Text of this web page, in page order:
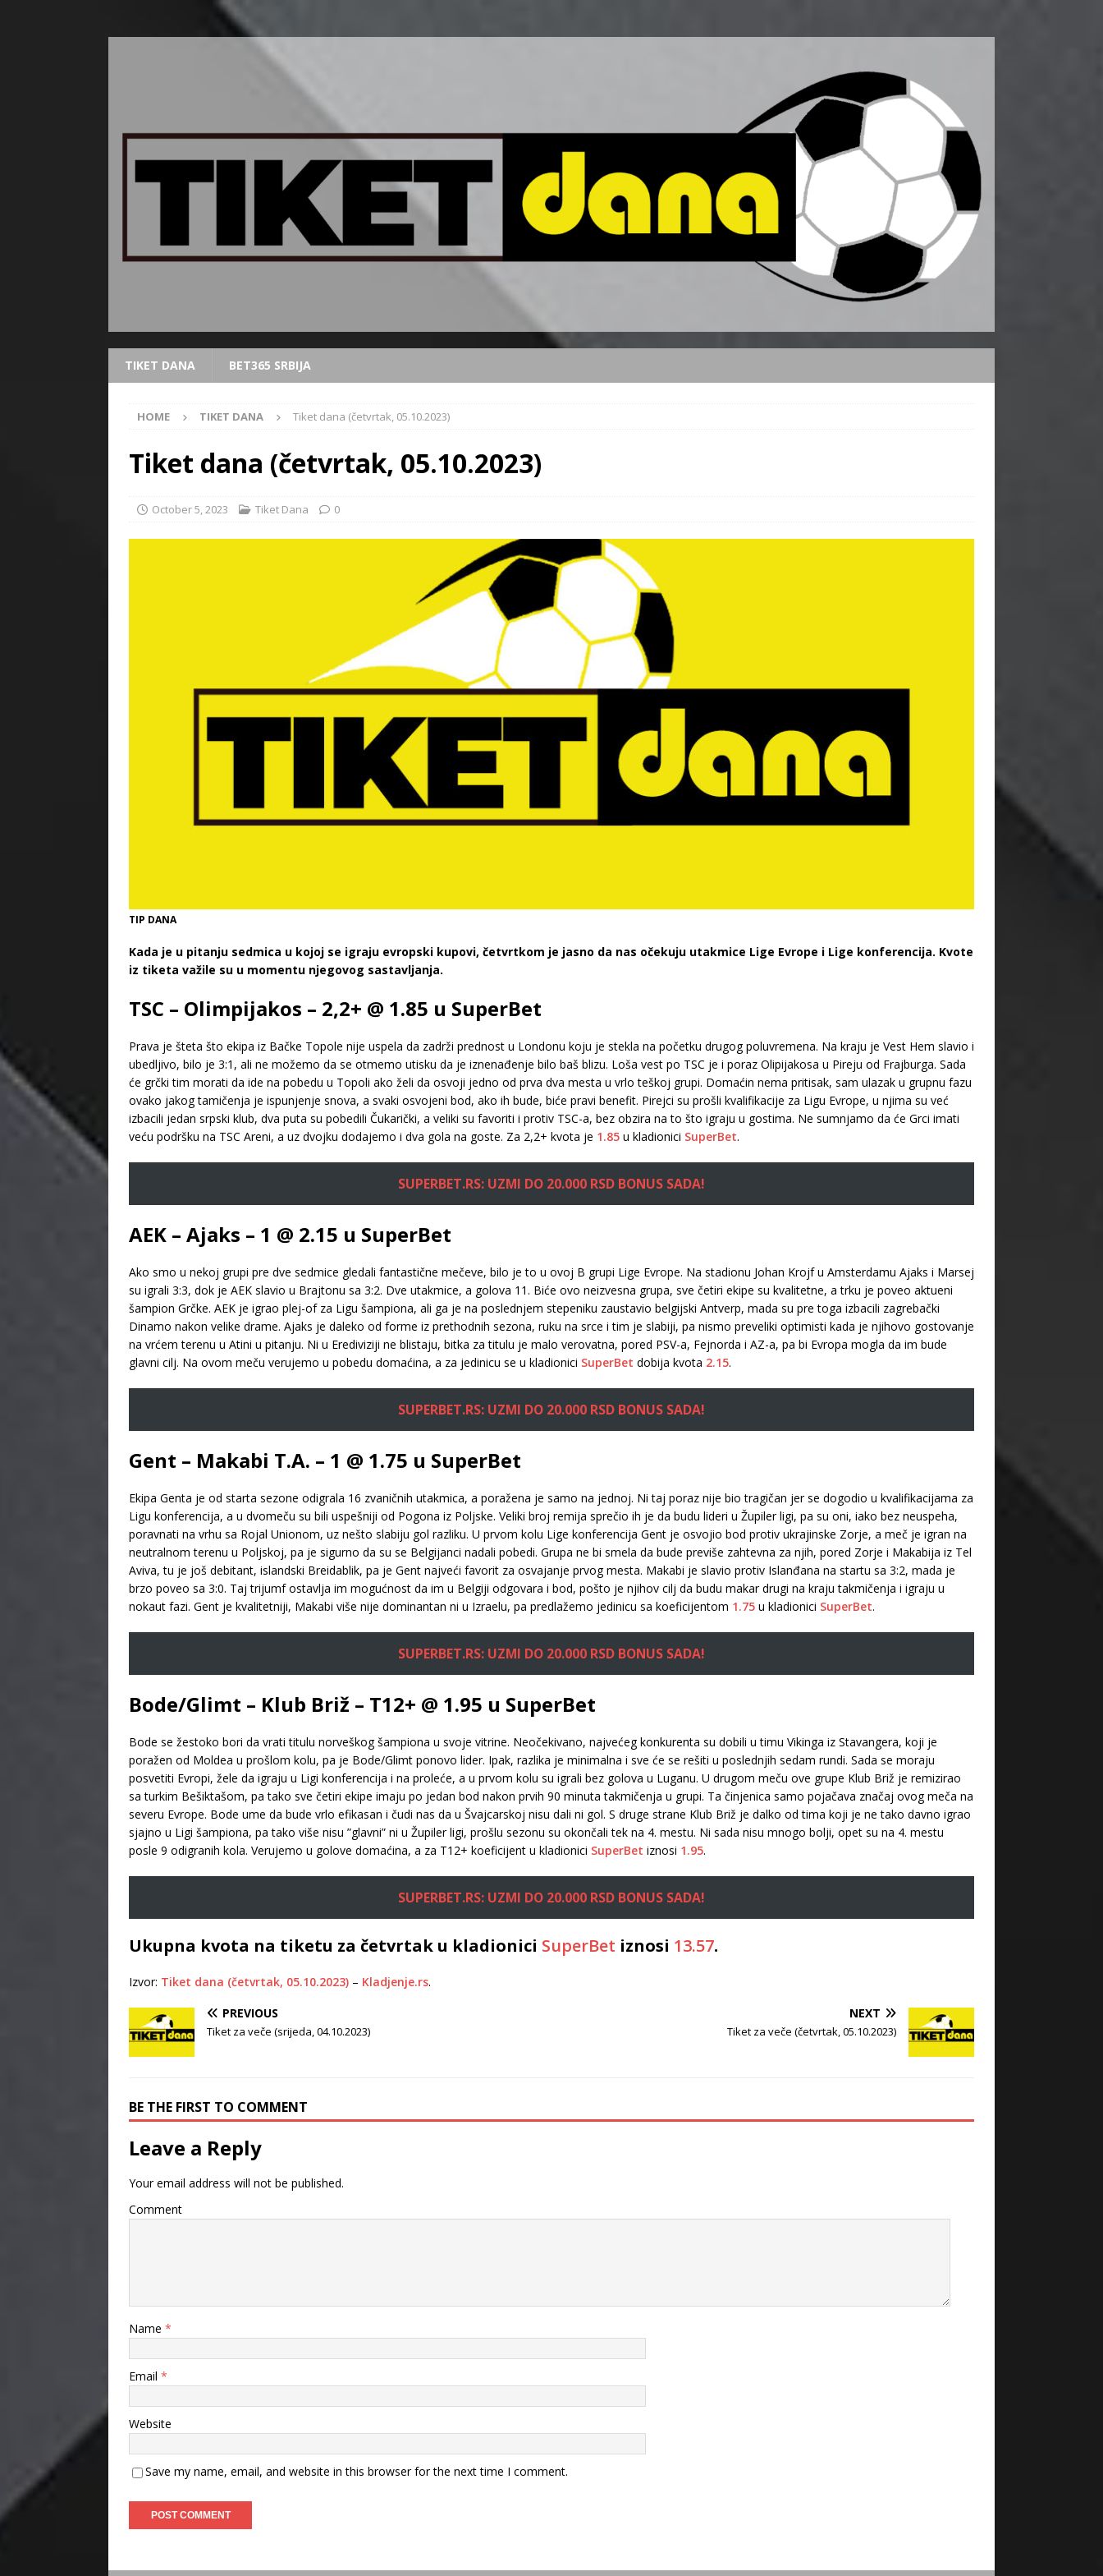
TIKET DANA BET365 SRBIJA
HOME TIKET DANA Tiket dana (četvrtak, 05.10.2023)
Tiket dana (četvrtak, 05.10.2023)
October 5, 2023 Tiket Dana 0
TIP DANA
Kada je u pitanju sedmica u kojoj se igraju evropski kupovi, četvrtkom je jasno da nas očekuju utakmice Lige Evrope i Lige konferencija. Kvote
iz tiketa važile su u momentu njegovog sastavljanja.
TSC – Olimpijakos – 2,2+ @ 1.85 u SuperBet
Prava je šteta što ekipa iz Bačke Topole nije uspela da zadrži prednost u Londonu koju je stekla na početku drugog poluvremena. Na kraju je Vest Hem slavio i
ubedljivo, bilo je 3:1, ali ne možemo da se otmemo utisku da je iznenađenje bilo baš blizu. Loša vest po TSC je i poraz Olipijakosa u Pireju od Frajburga. Sada
će grčki tim morati da ide na pobedu u Topoli ako želi da osvoji jedno od prva dva mesta u vrlo teškoj grupi. Domaćin nema pritisak, sam ulazak u grupnu fazu
ovako jakog tamičenja je ispunjenje snova, a svaki osvojeni bod, ako ih bude, biće pravi benefit. Pirejci su prošli kvalifikacije za Ligu Evrope, u njima su već
izbacili jedan srpski klub, dva puta su pobedili Čukarički, a veliki su favoriti i protiv TSC-a, bez obzira na to što igraju u gostima. Ne sumnjamo da će Grci imati
veću podršku na TSC Areni, a uz dvojku dodajemo i dva gola na goste. Za 2,2+ kvota je 1.85 u kladionici SuperBet.
SUPERBET.RS: UZMI DO 20.000 RSD BONUS SADA!
AEK – Ajaks – 1 @ 2.15 u SuperBet
Ako smo u nekoj grupi pre dve sedmice gledali fantastične mečeve, bilo je to u ovoj B grupi Lige Evrope. Na stadionu Johan Krojf u Amsterdamu Ajaks i Marsej
su igrali 3:3, dok je AEK slavio u Brajtonu sa 3:2. Dve utakmice, a golova 11. Biće ovo neizvesna grupa, sve četiri ekipe su kvalitetne, a trku je poveo aktueni
šampion Grčke. AEK je igrao plej-of za Ligu šampiona, ali ga je na poslednjem stepeniku zaustavio belgijski Antverp, mada su pre toga izbacili zagrebački
Dinamo nakon velike drame. Ajaks je daleko od forme iz prethodnih sezona, ruku na srce i tim je slabiji, pa nismo preveliki optimisti kada je njihovo gostovanje
na vrćem terenu u Atini u pitanju. Ni u Erediviziji ne blistaju, bitka za titulu je malo verovatna, pored PSV-a, Fejnorda i AZ-a, pa bi Evropa mogla da im bude
glavni cilj. Na ovom meču verujemo u pobedu domaćina, a za jedinicu se u kladionici SuperBet dobija kvota 2.15.
SUPERBET.RS: UZMI DO 20.000 RSD BONUS SADA!
Gent – Makabi T.A. – 1 @ 1.75 u SuperBet
Ekipa Genta je od starta sezone odigrala 16 zvaničnih utakmica, a poražena je samo na jednoj. Ni taj poraz nije bio tragičan jer se dogodio u kvalifikacijama za
Ligu konferencija, a u dvomeču su bili uspešniji od Pogona iz Poljske. Veliki broj remija sprečio ih je da budu lideri u Župiler ligi, pa su oni, iako bez neuspeha,
poravnati na vrhu sa Rojal Unionom, uz nešto slabiju gol razliku. U prvom kolu Lige konferencija Gent je osvojio bod protiv ukrajinske Zorje, a meč je igran na
neutralnom terenu u Poljskoj, pa je sigurno da su se Belgijanci nadali pobedi. Grupa ne bi smela da bude previše zahtevna za njih, pored Zorje i Makabija iz Tel
Aviva, tu je još debitant, islandski Breidablik, pa je Gent najveći favorit za osvajanje prvog mesta. Makabi je slavio protiv Islanđana na startu sa 3:2, mada je
brzo poveo sa 3:0. Taj trijumf ostavlja im mogućnost da im u Belgiji odgovara i bod, pošto je njihov cilj da budu makar drugi na kraju takmičenja i igraju u
nokaut fazi. Gent je kvalitetniji, Makabi više nije dominantan ni u Izraelu, pa predlažemo jedinicu sa koeficijentom 1.75 u kladionici SuperBet.
SUPERBET.RS: UZMI DO 20.000 RSD BONUS SADA!
Bode/Glimt – Klub Briž – T12+ @ 1.95 u SuperBet
Bode se žestoko bori da vrati titulu norveškog šampiona u svoje vitrine. Neočekivano, najvećeg konkurenta su dobili u timu Vikinga iz Stavangera, koji je
poražen od Moldea u prošlom kolu, pa je Bode/Glimt ponovo lider. Ipak, razlika je minimalna i sve će se rešiti u poslednjih sedam rundi. Sada se moraju
posvetiti Evropi, žele da igraju u Ligi konferencija i na proleće, a u prvom kolu su igrali bez golova u Luganu. U drugom meču ove grupe Klub Briž je remizirao
sa turkim Bešiktašom, pa tako sve četiri ekipe imaju po jedan bod nakon prvih 90 minuta takmičenja u grupi. Ta činjenica samo pojačava značaj ovog meča na
severu Evrope. Bode ume da bude vrlo efikasan i čudi nas da u Švajcarskoj nisu dali ni gol. S druge strane Klub Briž je dalko od tima koji je ne tako davno igrao
sjajno u Ligi šampiona, pa tako više nisu ”glavni” ni u Župiler ligi, prošlu sezonu su okončali tek na 4. mestu. Ni sada nisu mnogo bolji, opet su na 4. mestu
posle 9 odigranih kola. Verujemo u golove domaćina, a za T12+ koeficijent u kladionici SuperBet iznosi 1.95.
SUPERBET.RS: UZMI DO 20.000 RSD BONUS SADA!
Ukupna kvota na tiketu za četvrtak u kladionici SuperBet iznosi 13.57.
Izvor: Tiket dana (četvrtak, 05.10.2023) – Kladjenje.rs.
PREVIOUS
Tiket za veče (srijeda, 04.10.2023)
NEXT
Tiket za veče (četvrtak, 05.10.2023)
BE THE FIRST TO COMMENT
Leave a Reply
Your email address will not be published.
Comment
Name *
Email *
Website
Save my name, email, and website in this browser for the next time I comment.